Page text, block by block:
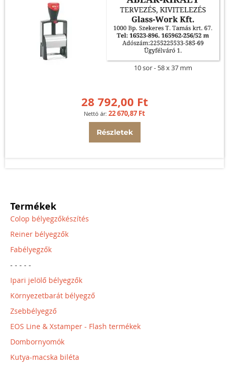
10 sor 58 x 37 mm
28 792,00 Ft
22 670,87 Ft
Részletek
Termékek
Colop bélyegzőkészítés
Reiner bélyegzők
Fabélyegzők
- - - - -
Ipari jelölő bélyegzők
Környezetbarát bélyegző
Zsebbélyegző
EOS Line & Xstamper - Flash termékek
Dombornyomók
Kutya-macska biléta